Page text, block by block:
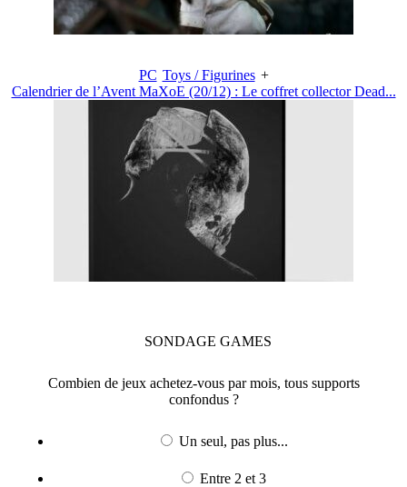
PC Toys / Figurines +
Calendrier de l’Avent MaXoE (20/12) : Le coffret collector Dead...
SONDAGE GAMES
Combien de jeux achetez-vous par mois, tous supports
confondus ?
Un seul, pas plus...
Entre 2 et 3